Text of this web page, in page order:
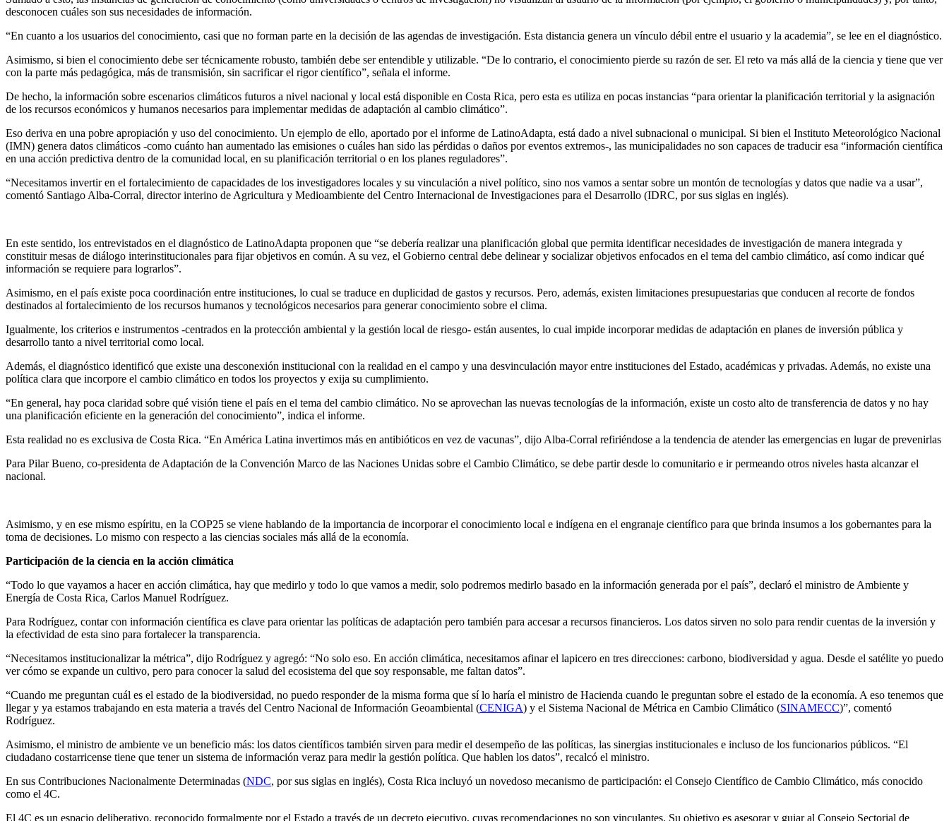
desconocen cuáles son sus necesidades de información.
“En cuanto a los usuarios del conocimiento, casi que no forman parte en la decisión de las agendas de investigación. Esta distancia genera un vínculo débil entre el usuario y la academia”, se lee en el diagnóstico.
Asimismo, si bien el conocimiento debe ser técnicamente robusto, también debe ser entendible y utilizable. “De lo contrario, el conocimiento pierde su razón de ser. El reto va más allá de la ciencia y tiene que ver
con la parte más pedagógica, más de transmisión, sin sacrificar el rigor científico”, señala el informe.
De hecho, la información sobre escenarios climáticos futuros a nivel nacional y local está disponible en Costa Rica, pero esta es utiliza en pocas instancias “para orientar la planificación territorial y la asignación
de los recursos económicos y humanos necesarios para implementar medidas de adaptación al cambio climático”.
Eso deriva en una pobre apropiación y uso del conocimiento. Un ejemplo de ello, aportado por el informe de LatinoAdapta, está dado a nivel subnacional o municipal. Si bien el Instituto Meteorológico Nacional
(IMN) genera datos climáticos -como cuánto han aumentado las emisiones o cuáles han sido las pérdidas o daños por eventos extremos-, las municipalidades no son capaces de traducir esa “información científica
en una acción predictiva dentro de la comunidad local, en su planificación territorial o en los planes reguladores”.
“Necesitamos invertir en el fortalecimiento de capacidades de los investigadores locales y su vinculación a nivel político, sino nos vamos a sentar sobre un montón de tecnologías y datos que nadie va a usar”,
comentó Santiago Alba-Corral, director interino de Agricultura y Medioambiente del Centro Internacional de Investigaciones para el Desarrollo (IDRC, por sus siglas en inglés).
En este sentido, los entrevistados en el diagnóstico de LatinoAdapta proponen que “se debería realizar una planificación global que permita identificar necesidades de investigación de manera integrada y
constituir mesas de diálogo interinstitucionales para fijar objetivos en común. A su vez, el Gobierno central debe delinear y socializar objetivos enfocados en el tema del cambio climático, así como indicar qué
información se requiere para lograrlos”.
Asimismo, en el país existe poca coordinación entre instituciones, lo cual se traduce en duplicidad de gastos y recursos. Pero, además, existen limitaciones presupuestarias que conducen al recorte de fondos
destinados al fortalecimiento de los recursos humanos y tecnológicos necesarios para generar conocimiento sobre el clima.
Igualmente, los criterios e instrumentos -centrados en la protección ambiental y la gestión local de riesgo- están ausentes, lo cual impide incorporar medidas de adaptación en planes de inversión pública y
desarrollo tanto a nivel territorial como local.
Además, el diagnóstico identificó que existe una desconexión institucional con la realidad en el campo y una desvinculación mayor entre instituciones del Estado, académicas y privadas. Además, no existe una
política clara que incorpore el cambio climático en todos los proyectos y exija su cumplimiento.
“En general, hay poca claridad sobre qué visión tiene el país en el tema del cambio climático. No se aprovechan las nuevas tecnologías de la información, existe un costo alto de transferencia de datos y no hay
una planificación eficiente en la generación del conocimiento”, indica el informe.
Esta realidad no es exclusiva de Costa Rica. “En América Latina invertimos más en antibióticos en vez de vacunas”, dijo Alba-Corral refiriéndose a la tendencia de atender las emergencias en lugar de prevenirlas
Para Pilar Bueno, co-presidenta de Adaptación de la Convención Marco de las Naciones Unidas sobre el Cambio Climático, se debe partir desde lo comunitario e ir permeando otros niveles hasta alcanzar el
nacional.
Asimismo, y en ese mismo espíritu, en la COP25 se viene hablando de la importancia de incorporar el conocimiento local e indígena en el engranaje científico para que brinda insumos a los gobernantes para la
toma de decisiones. Lo mismo con respecto a las ciencias sociales más allá de la economía.
Participación de la ciencia en la acción climática
“Todo lo que vayamos a hacer en acción climática, hay que medirlo y todo lo que vamos a medir, solo podremos medirlo basado en la información generada por el país”, declaró el ministro de Ambiente y
Energía de Costa Rica, Carlos Manuel Rodríguez.
Para Rodríguez, contar con información científica es clave para orientar las políticas de adaptación pero también para accesar a recursos financieros. Los datos sirven no solo para rendir cuentas de la inversión y
la efectividad de esta sino para fortalecer la transparencia.
“Necesitamos institucionalizar la métrica”, dijo Rodríguez y agregó: “No solo eso. En acción climática, necesitamos afinar el lapicero en tres direcciones: carbono, biodiversidad y agua. Desde el satélite yo puedo
ver cómo se expande un cultivo, pero para conocer la salud del ecosistema del que soy responsable, me faltan datos”.
“Cuando me preguntan cuál es el estado de la biodiversidad, no puedo responder de la misma forma que sí lo haría el ministro de Hacienda cuando le preguntan sobre el estado de la economía. A eso tenemos que
llegar y ya estamos trabajando en esta materia a través del Centro Nacional de Información Geoambiental (CENIGA) y el Sistema Nacional de Métrica en Cambio Climático (SINAMECC)”, comentó
Rodríguez.
Asimismo, el ministro de ambiente ve un beneficio más: los datos científicos también sirven para medir el desempeño de las políticas, las sinergias institucionales e incluso de los funcionarios públicos. “El
ciudadano costarricense tiene que tener un sistema de información veraz para medir la gestión política. Que hablen los datos”, recalcó el ministro.
En sus Contribuciones Nacionalmente Determinadas (NDC, por sus siglas en inglés), Costa Rica incluyó un novedoso mecanismo de participación: el Consejo Científico de Cambio Climático, más conocido
como el 4C.
El 4C es un espacio deliberativo, reconocido formalmente por el Estado a través de un decreto ejecutivo, cuyas recomendaciones no son vinculantes. Su objetivo es asesorar y guiar al Consejo Sectorial de